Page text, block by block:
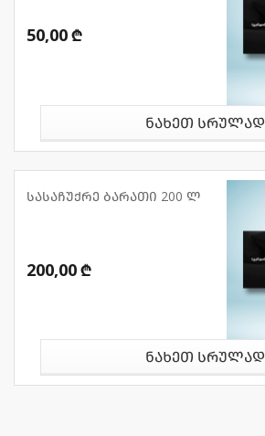
50,00 ₾
ნახეთ სრულად
სასაჩუქრე ბარათი 200 ლ
200,00 ₾
ნახეთ სრულად